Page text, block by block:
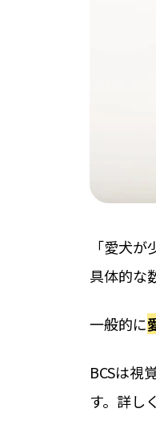
「愛犬
具体的な
一般的に
BCSは視
す。詳し